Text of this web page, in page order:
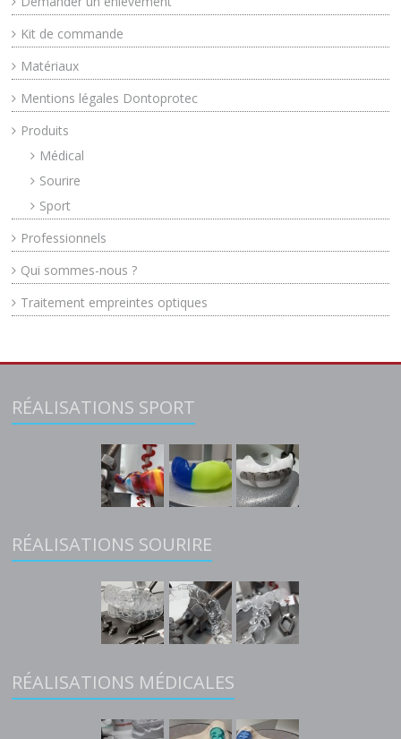
Kit de commande
Matériaux
Mentions légales Dontoprotec
Produits
Médical
Sourire
Sport
Professionnels
Qui sommes-nous ?
Traitement empreintes optiques
RÉALISATIONS SPORT
RÉALISATIONS SOURIRE
RÉALISATIONS MÉDICALES